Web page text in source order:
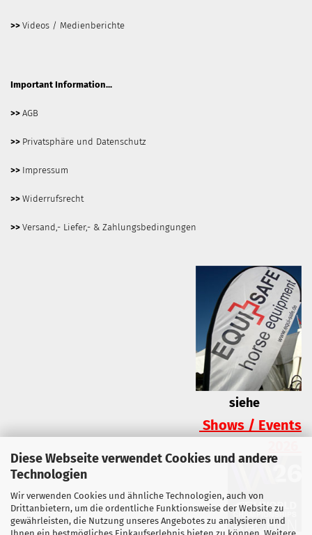
Diese Webseite verwendet Cookies und andere
Technologien
Wir verwenden Cookies und ähnliche Technologien, auch von
Drittanbietern, um die ordentliche Funktionsweise der Website zu
gewährleisten, die Nutzung unseres Angebotes zu analysieren und
>> Videos / Medienberichte
Important Information...
>> AGB
>> Privatsphäre und Datenschutz
>> Impressum
>> Widerrufsrecht
>> Versand,- Liefer,- & Zahlungsbedingungen
siehe
Shows / Events